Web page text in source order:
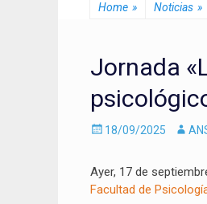
Home » Noticias »
Jornada
Enviado
18/09/2025 Autor
Ayer, 17 de
Facultad de